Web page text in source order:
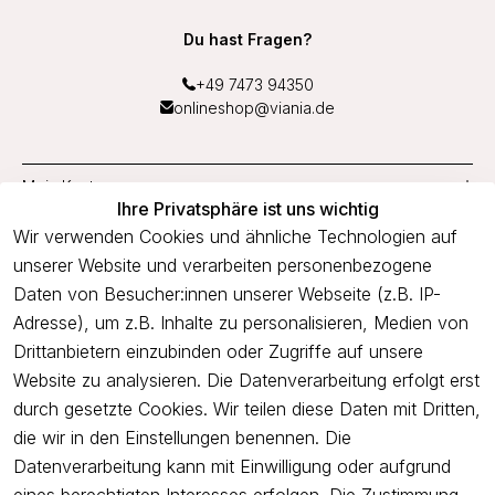
Ihre Privatsphäre ist uns wichtig
Wir verwenden Cookies und ähnliche Technologien auf
unserer Website und verarbeiten personenbezogene
Daten von Besucher:innen unserer Webseite (z.B. IP-
Adresse), um z.B. Inhalte zu personalisieren, Medien von
Drittanbietern einzubinden oder Zugriffe auf unsere
Website zu analysieren. Die Datenverarbeitung erfolgt erst
durch gesetzte Cookies. Wir teilen diese Daten mit Dritten,
die wir in den Einstellungen benennen. Die
Datenverarbeitung kann mit Einwilligung oder aufgrund
Du hast Fragen?
+49 7473 94350
onlineshop@viania.de
Mein Konto
Service
Unternehmen
Newsletter
Freue dich über 5€ Rabatt bei deiner nächsten Bestellung und
profitiere von Angeboten.